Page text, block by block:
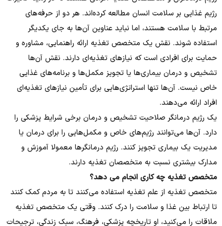
رژیم غذایی بر سلامت انسان مطالعه کرده‌اند. هر دو از حرفه‌های
مرتبط با سلامت هستند، اما نباید عناوین آن‌ها به جای یکدیگر
استفاده شوند. نقش یک متخصص تغذیه ارائه راهنمایی، مشاوره و
حمایت برای افرادی است که نیازهای تغذیه‌ای دارند. نقش آن‌ها
تشخیص و درمان بیماری‌ها یا تجویز مکمل‌ها و برنامه‌های غذایی
خاص نیست. آن‌ها تنها استراتژی‌هایی برای تأمین نیازهای تغذیه‌ای
افراد ارائه می‌دهند.
یک رژیم درمانگر صلاحیت تشخیص و درمان برخی شرایط پزشکی را
دارد. آن‌ها می‌توانند رژیم‌های خاص و مکمل‌هایی را برای درمان یا
مدیریت یک بیماری تجویز کنند. رژیم درمانگرها معمولا آموزش و
مدارک بیشتری نسبت به متخصصان تغذیه دارند.
متخصص تغذیه چه کاری انجام می دهد؟
متخصص تغذیه از علم تغذیه استفاده می‌کنند تا به مردم کمک کنند
تا ارتباط بین غذا و سلامت را درک کنند. وقتی یک متخصص تغذیه
ملاقات را می‌کنید، او تاریخچه پزشکی، فرهنگ، سبک زندگی، ترجیحات